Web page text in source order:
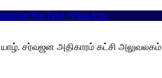
YouTube WhatsApp
சர்வஜன அதிகாரம் கட்சி அலுவலகம்